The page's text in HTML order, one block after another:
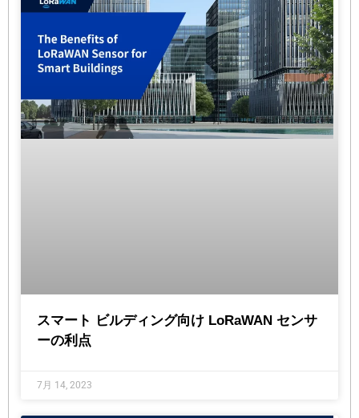
スマート ビルディング向け LoRaWAN センサ
ーの利点
7月 14, 2023